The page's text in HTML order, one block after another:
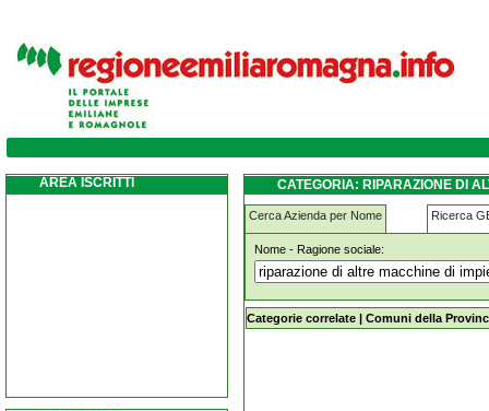
riparazione-di-altre-macchine-di-impiego-
AREA ISCRITTI CATEGORIA: RIPARAZIONE DI
Cerca Azienda per Nome Ricerca
Nome - Ragione sociale:
riparazione-di-altre-macchine-di-
Categorie correlate | Comuni della